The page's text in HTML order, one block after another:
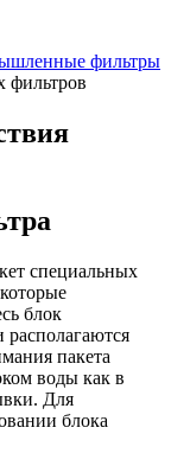
фильтры
фильтров
специальных
блок
располагаются
пакета
воды как в
Для
блока